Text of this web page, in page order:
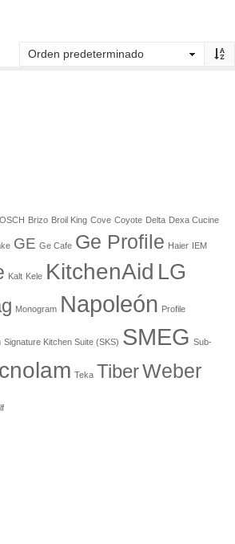
Brizo Broil King Cove Coyote Delta Dexa Cucine
GE Ge Cafe Ge Profile Haier IEM
Kalt Kele KitchenAid LG
Monogram Napoleón Profile
Signature Kitchen Suite (SKS) SMEG Sub-
Teka TiberWeber